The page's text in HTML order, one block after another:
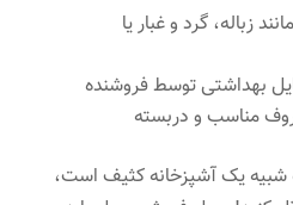
زباله، گرد و غبار یا
بهداشتی توسط فروشنده
مناسب و دربسته
یک آشپزخانه کثیف است،